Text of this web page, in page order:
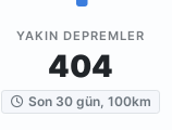
YAKIN DEPREMLER
404
Son 30 gün, 100km